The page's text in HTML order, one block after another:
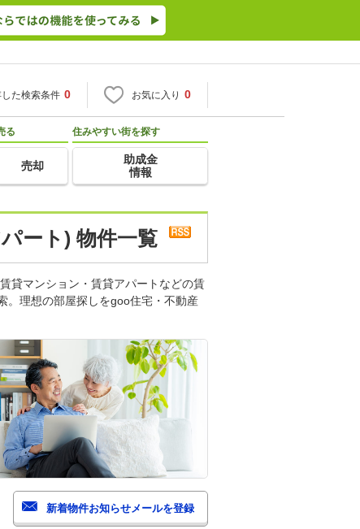
た検索条件 0 お気に入り 0
る
売却
住みやすい街を探す
助成金
情報
ート) 物件一覧
貸マンション・賃貸アパートなどの賃
。理想の部屋探しをgoo住宅・不動産